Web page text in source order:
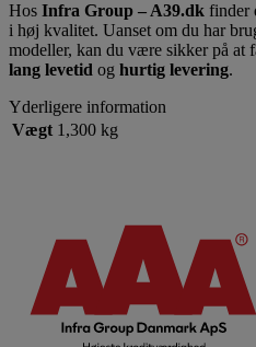
Hos Infra Group – A39.dk finder
i høj kvalitet. Uanset om du har
modeller, kan du være sikker på at
lang levetid og hurtig levering.
Yderligere information
Vægt 1,300 kg